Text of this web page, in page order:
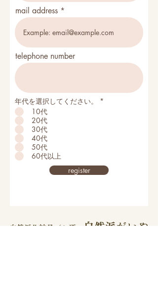
mail address
telephone number
年代を選択してください。
*
10代
20代
30代
40代
50代
60代以上
register
自然派化粧品／お酒 自然派がいや